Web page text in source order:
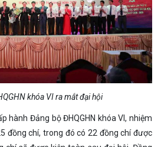
khóa VI ra mắt đại hội
hành Đảng bộ ĐHQGHN khóa VI, nhiệm
đồng chí, trong đó có 22 đồng chí được